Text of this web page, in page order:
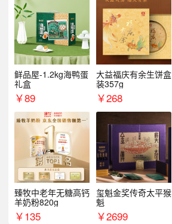
鲜品屋-1.2kg海鸭蛋
礼盒
￥89
大益福庆有余生饼盒
装357g
￥268
臻牧中老年无糖高钙
羊奶粉820g
￥135
玺魁金奖传奇太平猴
魁
￥2699